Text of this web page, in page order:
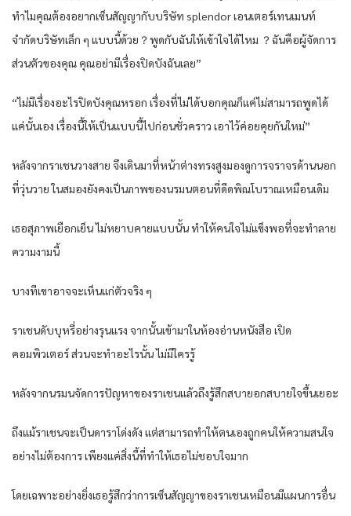
ทำไมคุณต้องอยากเซ็นสัญญากับบริษัท splendor เอนเตอร์เทนเมนท์
จำกัดบริษัทเล็ก ๆ แบบนี้ด้วย？พูดกับฉันให้เข้าใจได้ไหม ？ฉันคือผู้จัดการ
ส่วนตัวของคุณ คุณอย่ามีเรื่องปิดบังฉันเลย”
“ไม่มีเรื่องอะไรปิดบังคุณหรอก เรื่องที่ไม่ได้บอกคุณก็แค่ไม่สามารถพูดได้
แค่นั้นเอง เรื่องนี้ให้เป็นแบบนี้ไปก่อนชั่วคราว เอาไว้ค่อยคุยกันใหม่”
หลังจากราเชนวางสาย จึงเดินมาที่หน้าต่างทรงสูงมองดูการจราจรด้านนอก
ที่วุ่นวาย ในสมองยังคงเป็นภาพของนรมนตอนที่ดีดพิณโบราณเหมือนเดิม
เธอสุภาพเยือกเย็น ไม่หยาบคายแบบนั้น ทำให้คนใจไม่แข็งพอที่จะทำลาย
ความงามนี้
บางทีเขาอาจจะเห็นแก่ตัวจริง ๆ
ราเชนดับบุหรี่อย่างรุนแรง จากนั้นเข้ามาในห้องอ่านหนังสือ เปิด
คอมพิวเตอร์ ส่วนจะทำอะไรนั้น ไม่มีใครรู้
หลังจากนรมนจัดการปัญหาของราเชนแล้วถึงรู้สึกสบายอกสบายใจขึ้นเยอะ
ถึงแม้ราเชนจะเป็นดาราโด่งดัง แต่สามารถทำให้ตนเองถูกคนให้ความสนใจ
อย่างไม่ต้องการ เพียงแค่สิ่งนี้ที่ทำให้เธอไม่ชอบใจมาก
โดยเฉพาะอย่างยิ่งเธอรู้สึกว่าการเซ็นสัญญาของราเชนเหมือนมีแผนการอื่น